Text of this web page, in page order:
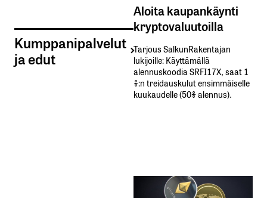
Kumppanipalvelut
ja edut
Aloita kaupankäynti
kryptovaluutoilla
Tarjous SalkunRakentajan
lukijoille: Käyttämällä​ ​
alennuskoodia​ ​SRFI17X,​ ​saat​ ​1
%:n treidauskulut​ ​ensimmäiselle​ ​
kuukaudelle​ ​(50%​ ​alennus).